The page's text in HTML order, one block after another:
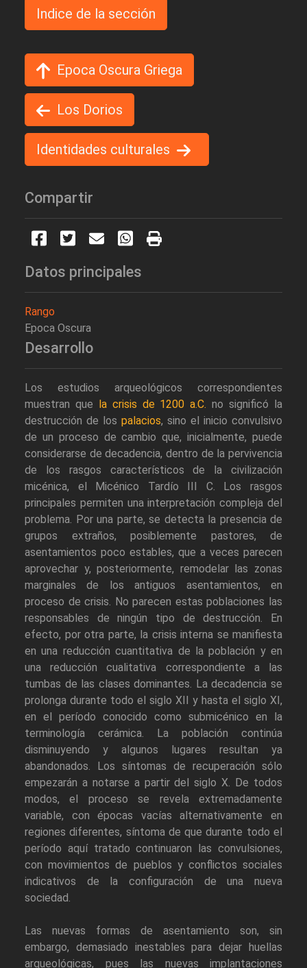
Indice de la sección
Epoca Oscura Griega
Los Dorios
Identidades culturales
Compartir
Datos principales
Rango
Epoca Oscura
Desarrollo
Los estudios arqueológicos correspondientes
muestran que
la crisis de 1200 a.C. no significó la
destrucción de los palacios, sino el inicio convulsivo
de un proceso de cambio que, inicialmente, puede
considerarse de decadencia, dentro de la pervivencia
de los rasgos característicos de la civilización
micénica, el Micénico Tardío III C. Los rasgos
principales permiten una interpretación compleja del
problema. Por una parte, se detecta la presencia de
grupos extraños, posiblemente pastores, de
asentamientos poco estables, que a veces parecen
aprovechar y, posteriormente, remodelar las zonas
marginales de los antiguos asentamientos, en
proceso de crisis. No parecen estas poblaciones las
responsables de ningún tipo de destrucción. En
efecto, por otra parte, la crisis interna se manifiesta
en una reducción cuantitativa de la población y en
una reducción cualitativa correspondiente a las
tumbas de las clases dominantes. La decadencia se
prolonga durante todo el siglo XII y hasta el siglo XI,
en el período conocido como submicénico en la
terminología cerámica. La población continúa
disminuyendo y algunos lugares resultan ya
abandonados. Los síntomas de recuperación sólo
empezarán a notarse a partir del siglo X. De todos
modos, el proceso se revela extremadamente
variable, con épocas vacías alternativamente en
regiones diferentes, síntoma de que durante todo el
período aquí tratado continuaron las convulsiones,
con movimientos de pueblos y conflictos sociales
indicativos de la configuración de una nueva
sociedad.
Las nuevas formas de asentamiento son, sin
embargo, demasiado inestables para dejar huellas
arqueológicas, pues las nuevas implantaciones